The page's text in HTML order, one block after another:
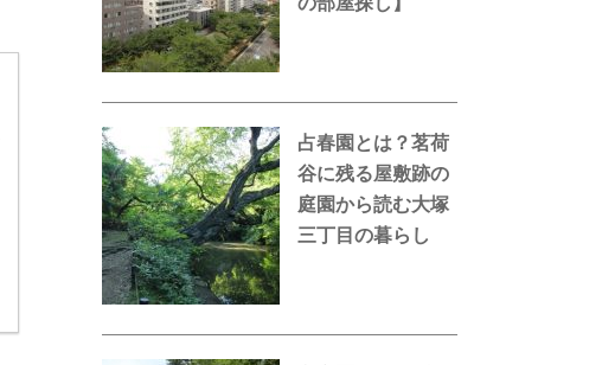
占春園とは？茗荷
谷に残る屋敷跡の
庭園から読む大塚
三丁目の暮らし